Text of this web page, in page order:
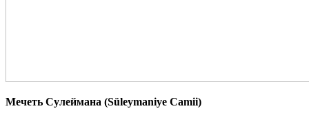
Мечеть Сулеймана (Süleymaniye Camii)